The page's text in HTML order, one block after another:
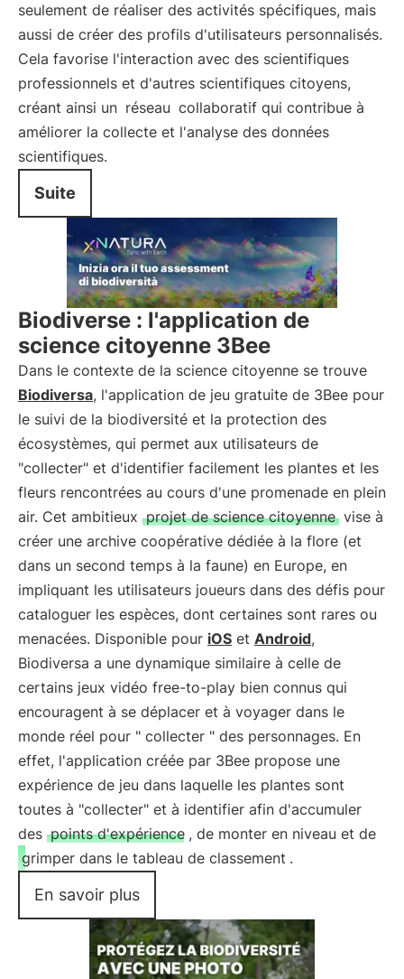
seulement de réaliser des activités spécifiques, mais
aussi de créer des profils d'utilisateurs personnalisés.
Cela favorise l'interaction avec des scientifiques
professionnels et d'autres scientifiques citoyens,
créant ainsi un réseau collaboratif qui contribue à
améliorer la collecte et l'analyse des données
scientifiques.
Suite
Biodiverse : l'application de
science citoyenne 3Bee
Dans le contexte de la science citoyenne se trouve
Biodiversa, l'application de jeu gratuite de 3Bee pour
le suivi de la biodiversité et la protection des
écosystèmes, qui permet aux utilisateurs de
"collecter" et d'identifier facilement les plantes et les
fleurs rencontrées au cours d'une promenade en plein
air. Cet ambitieux projet de science citoyenne vise à
créer une archive coopérative dédiée à la flore (et
dans un second temps à la faune) en Europe, en
impliquant les utilisateurs joueurs dans des défis pour
cataloguer les espèces, dont certaines sont rares ou
menacées. Disponible pour iOS et Android,
Biodiversa a une dynamique similaire à celle de
certains jeux vidéo free-to-play bien connus qui
encouragent à se déplacer et à voyager dans le
monde réel pour " collecter " des personnages. En
effet, l'application créée par 3Bee propose une
expérience de jeu dans laquelle les plantes sont
toutes à "collecter" et à identifier afin d'accumuler
des points d'expérience , de monter en niveau et de
grimper dans le tableau de classement .
En savoir plus